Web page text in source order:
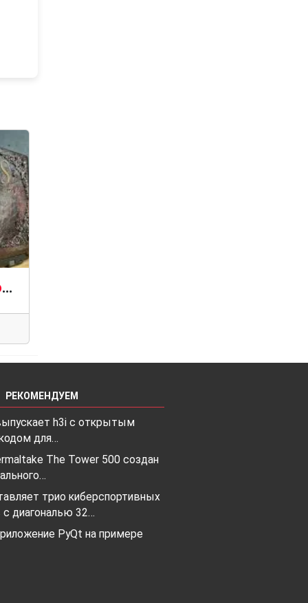
Мод, вдохновленный Elden Ring, вдохнул новую жизнь в устаревший ноутбук Asus
РЕКОМЕНДУЕМ
h3i с открытым
для…
The Tower 500 создан
трио киберспортивных
диагональю 32…
PyQt на примере